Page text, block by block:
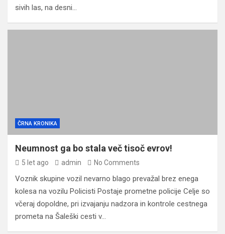
sivih las, na desni…
ČRNA KRONIKA
Neumnost ga bo stala več tisoč evrov!
5 let ago admin No Comments
Voznik skupine vozil nevarno blago prevažal brez enega
kolesa na vozilu Policisti Postaje prometne policije Celje so
včeraj dopoldne, pri izvajanju nadzora in kontrole cestnega
prometa na Šaleški cesti v…